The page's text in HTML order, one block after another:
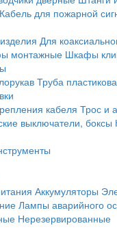
Кабель для пожарной
Для
монтажные Шкафы
Труба
кабеля Трос и
выключатели, боксы
Аккумуляторы
Лампы аварийного
Нерезервированные